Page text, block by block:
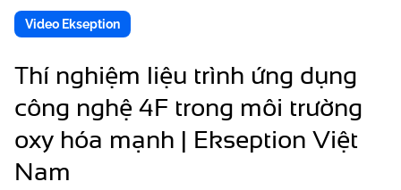
Video Ekseption
Thí nghiệm liệu trình ứng dụng
công nghệ 4F trong môi trường
oxy hóa mạnh | Ekseption Việt
Nam